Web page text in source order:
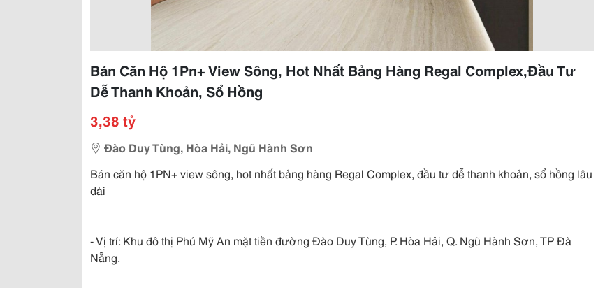
Bán Căn Hộ 1Pn+ View Sông, Hot Nhất Bảng Hàng Regal Complex,Đầu Tư
Dễ Thanh Khoản, Sổ Hồng
3,38 tỷ
Đào Duy Tùng, Hòa Hải, Ngũ Hành Sơn
Bán căn hộ 1PN+ view sông, hot nhất bảng hàng Regal Complex, đầu tư dễ thanh khoản, sổ hồng lâu
dài
- Vị trí: Khu đô thị Phú Mỹ An mặt tiền đường Đào Duy Tùng, P. Hòa Hải, Q. Ngũ Hành Sơn, TP Đà
Nẵng.